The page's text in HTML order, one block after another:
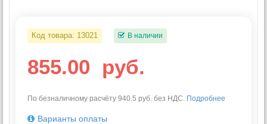
Код товара: 13021 В наличии
855.00 руб.
По безналичному расчёту 940.5 руб. без НДС. Подробнее
Варианты оплаты